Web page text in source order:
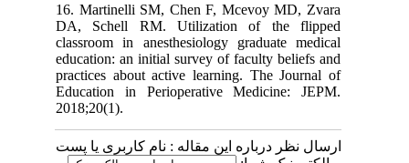
16. Martinelli SM, Chen F, Mcevoy MD, Zvara
DA, Schell RM. Utilization of the flipped
classroom in anesthesiology graduate medical
education: an initial survey of faculty beliefs and
practices about active learning. The Journal of
Education in Perioperative Medicine: JEPM.
2018;20(1).
ارسال نظر درباره این مقاله : نام کاربری یا پست